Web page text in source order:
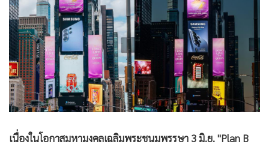
•
ผู้จัดกวน
• น่าสนใจ
• ข่าวอัพเดต
• เศรษฐกิจ-ธุรกิจ
• สังคม-โซเชียล
เนื่องในโอกาสมหามงคลเฉลิมพระชนมพรรษา 3 มิ.ย. "Plan B